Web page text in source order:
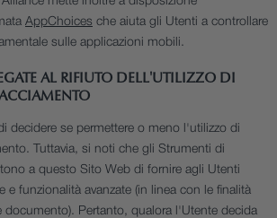
AppChoices che aiuta gli Utenti a controllare
sulle applicazioni mobili.
AL RIFIUTO DELL'UTILIZZO DI
decidere se permettere o meno l'utilizzo di
Tuttavia, si noti che gli Strumenti di
a questo Sito Web di fornire agli Utenti
e funzionalità avanzate (in linea con le finalità
documento). Pertanto, qualora l'Utente decida